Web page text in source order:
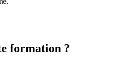
formation ?